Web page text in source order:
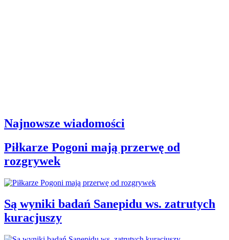
Najnowsze wiadomości
Piłkarze Pogoni mają przerwę od
rozgrywek
Są wyniki badań Sanepidu ws. zatrutych
kuracjuszy